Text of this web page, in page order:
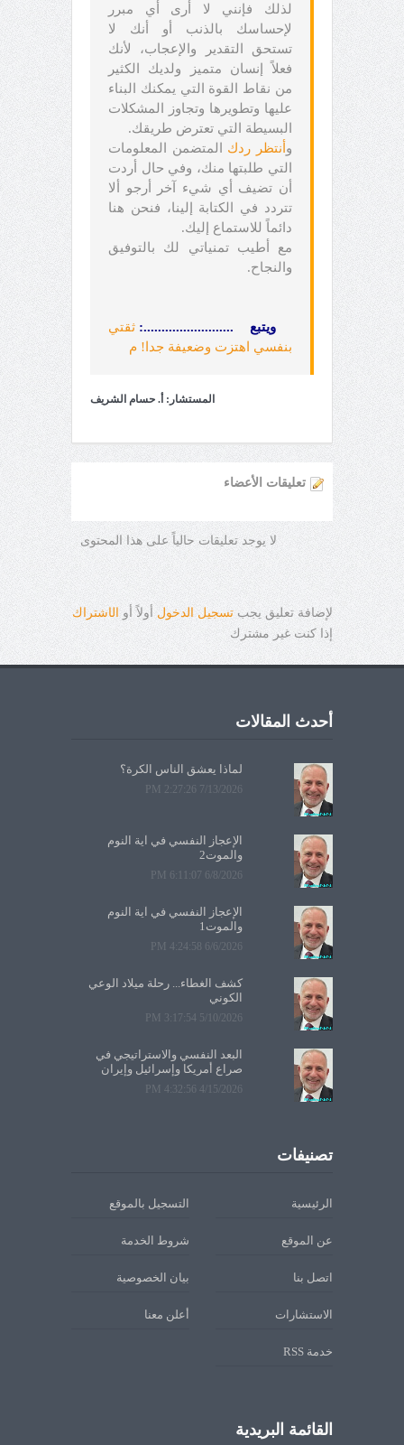
لذلك فإنني لا أرى أي مبرر
لإحساسك بالذنب أو أنك لا
تستحق التقدير والإعجاب، لأنك
فعلاً إنسان متميز ولديك الكثير
من نقاط القوة التي يمكنك البناء
عليها وتطويرها وتجاوز المشكلات
البسيطة التي تعترض طريقك.
و أنتظر ردك
المتضمن المعلومات
التي طلبتها منك، وفي حال أردت
أن تضيف أي شيء آخر أرجو ألا
تتردد في الكتابة إلينا، فنحن هنا
دائماً للاستماع إليك.
مع أطيب تمنياتي لك بالتوفيق
والنجاح.
ويتبع .........................: ثقتي
بنفسي اهتزت وضعيفة جدا! م
المستشار: أ. حسام الشريف
تعليقات الأعضاء
لا يوجد تعليقات حالياً على هذا المحتوى
لإضافة تعليق يجبتسجيل الدخول أولاً أو الاشتراك
إذا كنت غير مشترك
أحدث المقالات
لماذا يعشق الناس الكرة؟
7/13/2026 2:27:26 PM
الإعجاز النفسي في آية النوم
والموت2
6/8/2026 6:11:07 PM
الإعجاز النفسي في آية النوم
والموت1
6/6/2026 4:24:58 PM
كشف الغطاء... رحلة ميلاد الوعي
الكوني
5/10/2026 3:17:54 PM
البعد النفسي والاستراتيجي في
صراع أمريكا وإسرائيل وإيران
4/15/2026 4:32:56 PM
تصنيفات
الرئيسية التسجيل بالموقع
عن الموقع شروط الخدمة
اتصل بنا بيان الخصوصية
الاستشارات أعلن معنا
خدمة RSS
القائمة البريدية